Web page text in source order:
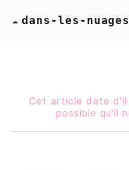
☁ dans-les-
Cet article date d'il
possible qu'il